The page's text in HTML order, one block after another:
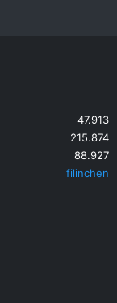
47.913
215.874
88.927
filinchen